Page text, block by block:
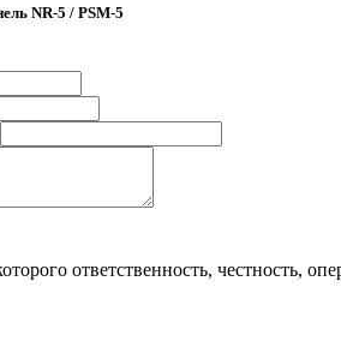
NR-5 / PSM-5
ответственность, честность,